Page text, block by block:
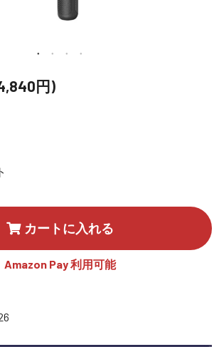
定期配信!
・学生のお客様
SEKIDO
円)
カートに入れる
Amazon Pay 利用可能